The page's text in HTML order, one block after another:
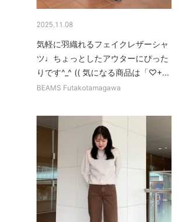
2025.11.08
気軽に羽織れるフェイクレザーシャ
ツ♩ちょっとしたアウターにぴった
りです^_^ (( 気になる商品は「♡+...
BEAMS Futakotamagawa